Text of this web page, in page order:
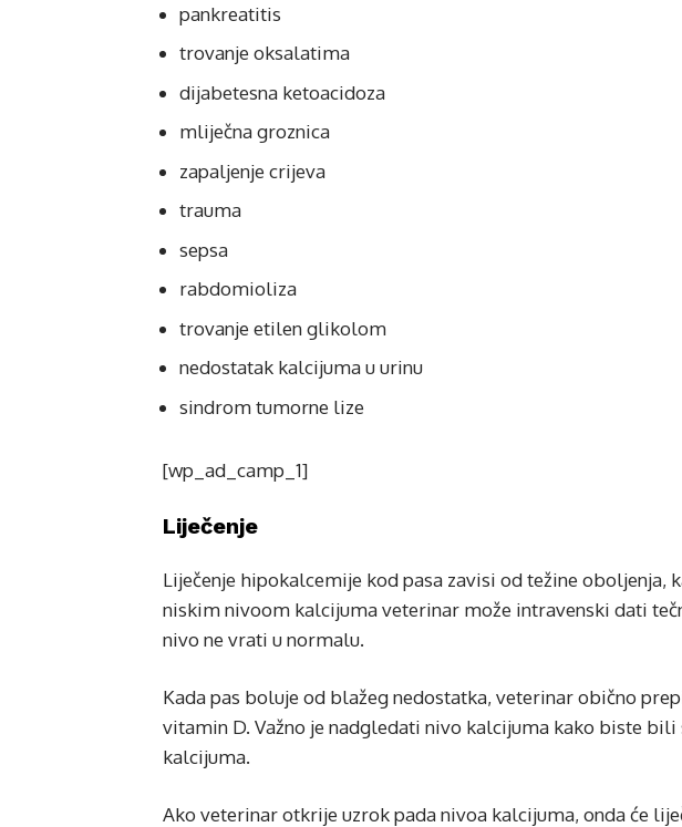
pankreatitis
trovanje oksalatima
dijabetesna ketoacidoza
mliječna groznica
zapaljenje crijeva
trauma
sepsa
rabdomioliza
trovanje etilen glikolom
nedostatak kalcijuma u urinu
sindrom tumorne lize
[wp_ad_camp_1]
Liječenje
Liječenje hipokalcemije kod pasa zavisi od težine oboljenja,
niskim nivoom kalcijuma veterinar može intravenski dati
nivo ne vrati u normalu.
Kada pas boluje od blažeg nedostatka, veterinar obično
vitamin D. Važno je nadgledati nivo kalcijuma kako biste
kalcijuma.
Ako veterinar otkrije uzrok pada nivoa kalcijuma, onda će